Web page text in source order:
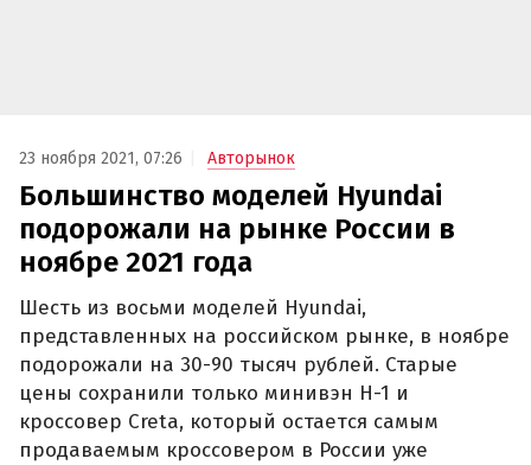
23 ноября 2021, 07:26 Авторынок
Большинство моделей Hyundai
подорожали на рынке России в
ноябре 2021 года
Шесть из восьми моделей Hyundai,
представленных на российском рынке, в ноябре
подорожали на 30-90 тысяч рублей. Старые
цены сохранили только минивэн Н-1 и
кроссовер Creta, который остается самым
продаваемым кроссовером в России уже